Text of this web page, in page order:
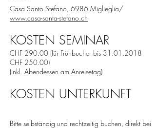
Casa Santo Stefano, 6986 Miglieglia/
www.casa-santa-stefano.ch
KOSTEN SEMINAR
CHF 290.00 (für Frühbucher bis 31.01.2018
CHF 250.00)
(inkl. Abendessen am Anreisetag)
KOSTEN UNTERKUNFT
Bitte selbständig und rechtzeitig buchen, direkt bei